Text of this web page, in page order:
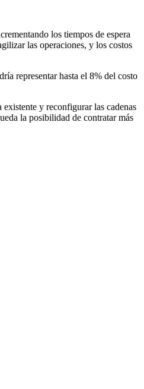
los tiempos de espera
las operaciones, y los costos
representar hasta el 8% del costo
y reconfigurar las cadenas
la posibilidad de contratar más